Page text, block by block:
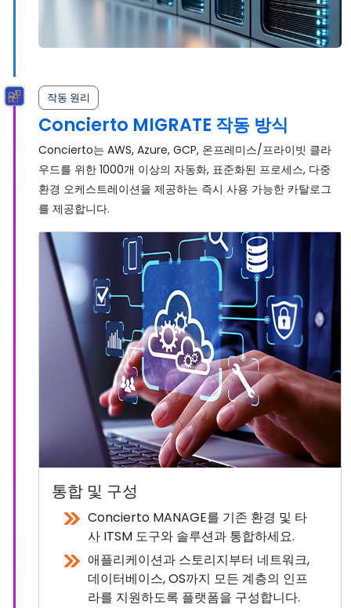
작동 원리
Concierto MIGRATE 작동 방식
Concierto는 AWS, Azure, GCP, 온프레미스/프라이빗 클라
우드를 위한 1000개 이상의 자동화, 표준화된 프로세스, 다중
환경 오케스트레이션을 제공하는 즉시 사용 가능한 카탈로그
를 제공합니다.
통합 및 구성
Concierto MANAGE를 기존 환경 및 타
사 ITSM 도구와 솔루션과 통합하세요.
애플리케이션과 스토리지부터 네트워크,
데이터베이스, OS까지 모든 계층의 인프
라를 지원하도록 플랫폼을 구성합니다.